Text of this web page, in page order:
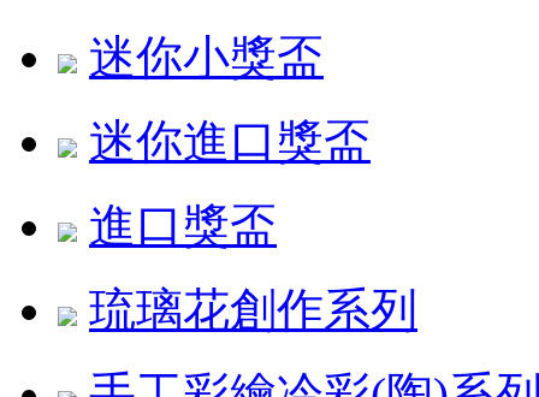
迷你小獎盃
迷你進口獎盃
進口獎盃
琉璃花創作系列